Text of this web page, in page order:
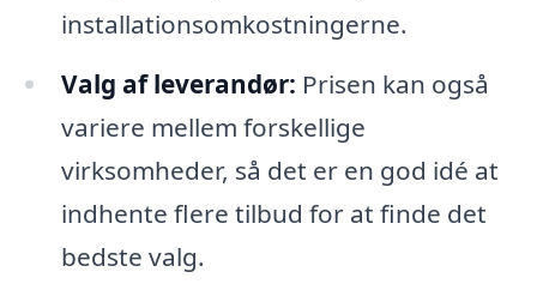
installationsomkostningerne.
Valg af leverandør: Prisen kan også
variere mellem forskellige
virksomheder, så det er en god idé at
indhente flere tilbud for at finde det
bedste valg.